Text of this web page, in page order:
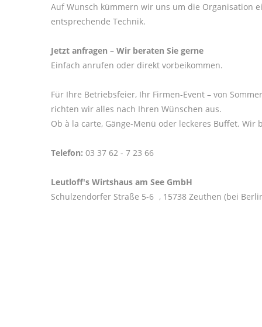
Auf Wunsch kümmern wir uns um die Organisation
entsprechende Technik.
Jetzt anfragen – Wir beraten Sie gerne
Einfach anrufen oder direkt vorbeikommen.
Für Ihre Betriebsfeier, Ihr Firmen-Event – von
richten wir alles nach Ihren Wünschen aus.
Ob à la carte, Gänge-Menü oder leckeres Buffet. Wir
Telefon: 03 37 62 - 7 23 66
Leutloff's Wirtshaus am See GmbH
Schulzendorfer Straße 5-6 , 15738 Zeuthen (bei